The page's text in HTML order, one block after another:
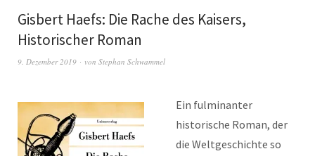
Gisbert Haefs: Die Rache des Kaisers,
Historischer Roman
9. Dezember 2019 von Stephan Schwammel
Ein fulminanter
historische Roman, der
die Weltgeschichte so